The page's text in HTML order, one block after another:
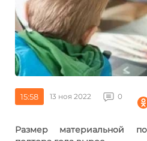
15:58 13 ноя 2022 0
Размер материальной